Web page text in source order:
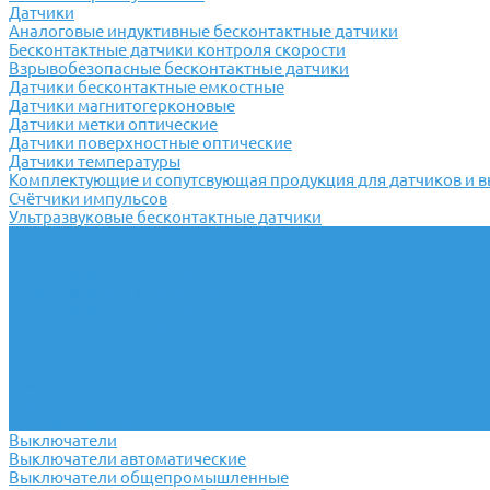
Датчики
Аналоговые индуктивные бесконтактные датчики
Бесконтактные датчики контроля скорости
Взрывобезопасные бесконтактные датчики
Датчики бесконтактные емкостные
Датчики магнитогерконовые
Датчики метки оптические
Датчики поверхностные оптические
Датчики температуры
Комплектующие и сопутсвующая продукция для датчиков и
Счётчики импульсов
Ультразвуковые бесконтактные датчики
Выключатели
Выключатели автоматические
Выключатели общепромышленные